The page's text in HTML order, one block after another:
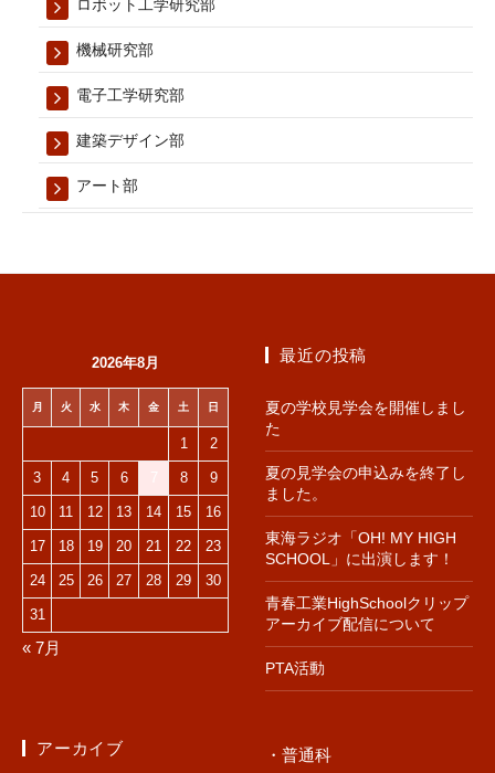
ロボット工学研究部
機械研究部
電子工学研究部
建築デザイン部
アート部
2026年8月
月 火 水 木 金 土 日
1 2
3 4 5 6 8 9
10 11 12 13 14 15 16
17 18 19 20 21 22 23
24 25 26 27 28 29 30
31
« 7月
最近の投稿
夏の学校見学会を開催しまし
た
夏の見学会の申込みを終了し
ました。
東海ラジオ「OH! MY HIGH
SCHOOL」に出演します！
青春工業HighSchoolクリップ
アーカイブ配信について
PTA活動
アーカイブ
・普通科